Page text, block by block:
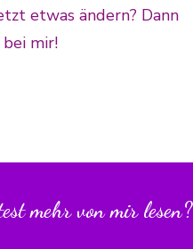
etwas ändern? Dann
mir!
mehr von mir lesen?